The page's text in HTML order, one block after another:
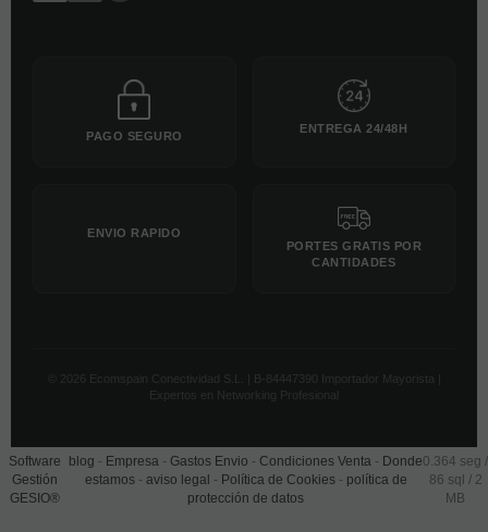
PAGO SEGURO
ENTREGA 24/48H
ENVIO RAPIDO
PORTES GRATIS POR
CANTIDADES
© 2026 Ecomspain Conectividad S.L. | B-84447390 Importador Mayorista |
Expertos en Networking Profesional
Software
Gestión
GESIO®
blog - Empresa - Gastos Envio - Condiciones Venta - Donde
estamos- aviso legal - Política de Cookies- política de
protección de datos
0.364 seg /
86 sql / 2
MB